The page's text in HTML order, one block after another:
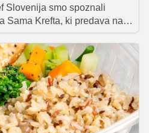
Slovenija smo spoznali
Sama Krefta, ki predava na
Čeprav se je njegova
že v prvem tednu, nam je
znanosti s področja
tehnikalij, hkrati
sestavin.